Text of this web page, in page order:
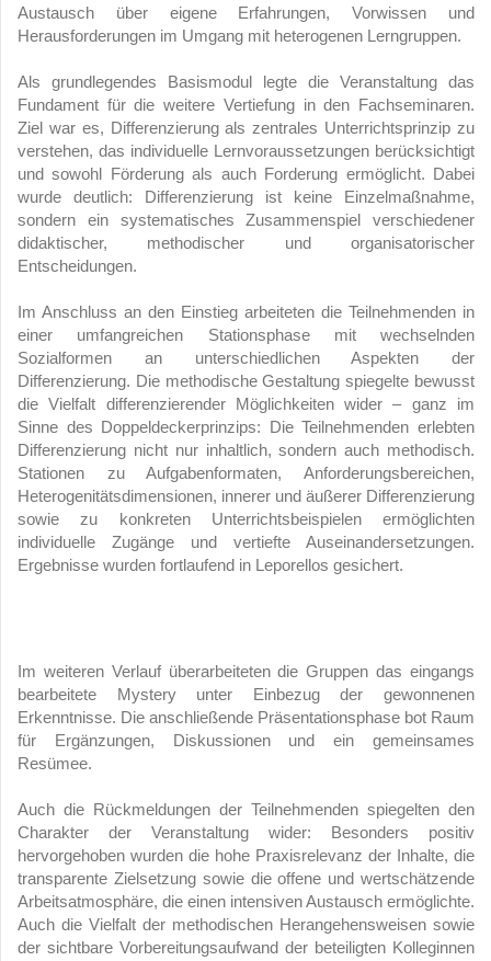
Austausch über eigene Erfahrungen, Vorwissen und
Herausforderungen im Umgang mit heterogenen Lerngruppen.
Als grundlegendes Basismodul legte die Veranstaltung das
Fundament für die weitere Vertiefung in den Fachseminaren.
Ziel war es, Differenzierung als zentrales Unterrichtsprinzip zu
verstehen, das individuelle Lernvoraussetzungen berücksichtigt
und sowohl Förderung als auch Forderung ermöglicht. Dabei
wurde deutlich: Differenzierung ist keine Einzelmaßnahme,
sondern ein systematisches Zusammenspiel verschiedener
didaktischer, methodischer und organisatorischer
Entscheidungen.
Im Anschluss an den Einstieg arbeiteten die Teilnehmenden in
einer umfangreichen Stationsphase mit wechselnden
Sozialformen an unterschiedlichen Aspekten der
Differenzierung. Die methodische Gestaltung spiegelte bewusst
die Vielfalt differenzierender Möglichkeiten wider – ganz im
Sinne des Doppeldeckerprinzips: Die Teilnehmenden erlebten
Differenzierung nicht nur inhaltlich, sondern auch methodisch.
Stationen zu Aufgabenformaten, Anforderungsbereichen,
Heterogenitätsdimensionen, innerer und äußerer Differenzierung
sowie zu konkreten Unterrichtsbeispielen ermöglichten
individuelle Zugänge und vertiefte Auseinandersetzungen.
Ergebnisse wurden fortlaufend in Leporellos gesichert.
Im weiteren Verlauf überarbeiteten die Gruppen das eingangs
bearbeitete Mystery unter Einbezug der gewonnenen
Erkenntnisse. Die anschließende Präsentationsphase bot Raum
für Ergänzungen, Diskussionen und ein gemeinsames
Resümee.
Auch die Rückmeldungen der Teilnehmenden spiegelten den
Charakter der Veranstaltung wider: Besonders positiv
hervorgehoben wurden die hohe Praxisrelevanz der Inhalte, die
transparente Zielsetzung sowie die offene und wertschätzende
Arbeitsatmosphäre, die einen intensiven Austausch ermöglichte.
Auch die Vielfalt der methodischen Herangehensweisen sowie
der sichtbare Vorbereitungsaufwand der beteiligten Kolleginnen